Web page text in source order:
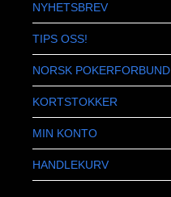
NYHETSBREV
TIPS OSS!
NORSK POKERFORBUND
KORTSTOKKER
MIN KONTO
HANDLEKURV